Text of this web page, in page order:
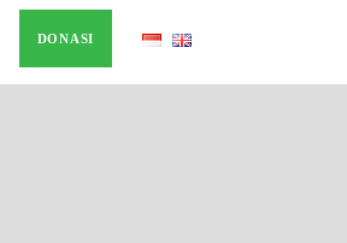
DONASI